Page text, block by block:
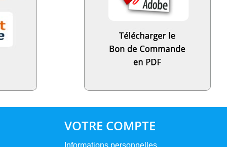
VOTRE COMPTE
Informations personnelles